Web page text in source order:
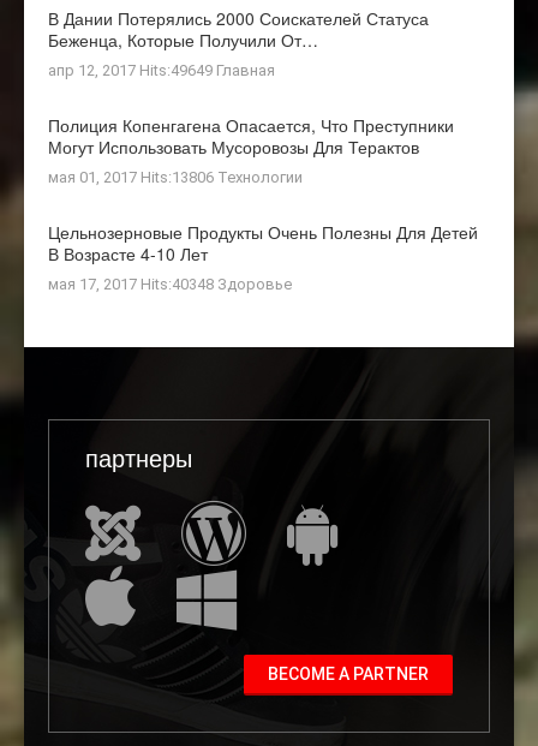
В Дании Потерялись 2000 Соискателей Статуса
Беженца, Которые Получили От…
апр 12, 2017 Hits:49649 Главная
Полиция Копенгагена Опасается, Что Преступники
Могут Использовать Мусоровозы Для Терактов
мая 01, 2017 Hits:13806 Технологии
Цельнозерновые Продукты Очень Полезны Для Детей
В Возрасте 4-10 Лет
мая 17, 2017 Hits:40348 Здоровье
партнеры
BECOME A PARTNER